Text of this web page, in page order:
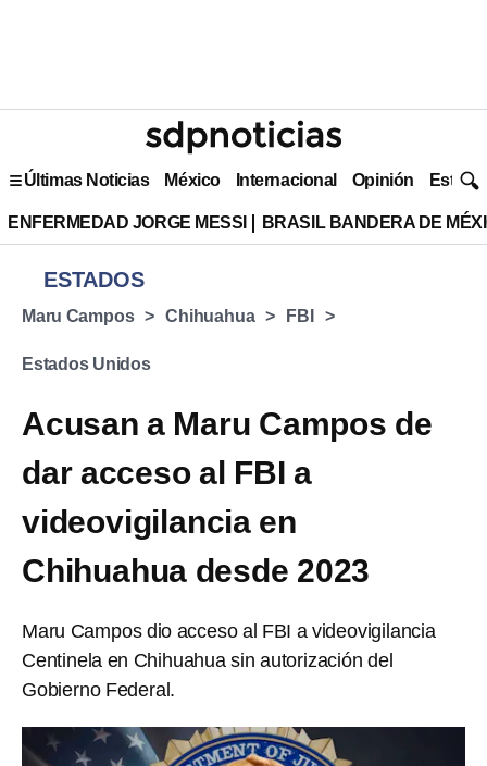
Últimas Noticias México Internacional Opinión Estilo
ENFERMEDAD JORGE MESSI BRASIL BANDERA DE
ESTADOS
Maru Campos Chihuahua FBI
Estados Unidos
Acusan a Maru Campos de
dar acceso al FBI a
videovigilancia en
Chihuahua desde 2023
Maru Campos dio acceso al FBI a videovigilancia
Centinela en Chihuahua sin autorización del
Gobierno Federal.